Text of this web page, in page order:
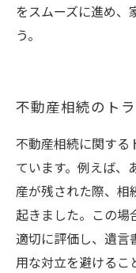
をスムーズに進め、
う。
不動産相続のト
不動産相続に関する
ています。例えば、
産が残された際、相
起きました。この場
適切に評価し、遺言
用な対立を避けるこ